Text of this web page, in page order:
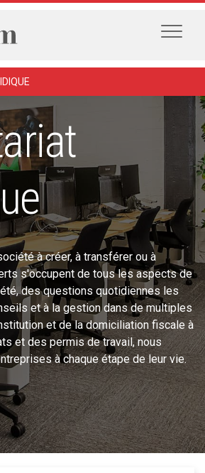
à créer, à transférer ou à
s'occupent de tous les aspects de
des questions quotidiennes les
et à la gestion dans de multiples
et de la domiciliation fiscale à
et des permis de travail, nous
à chaque étape de leur vie.